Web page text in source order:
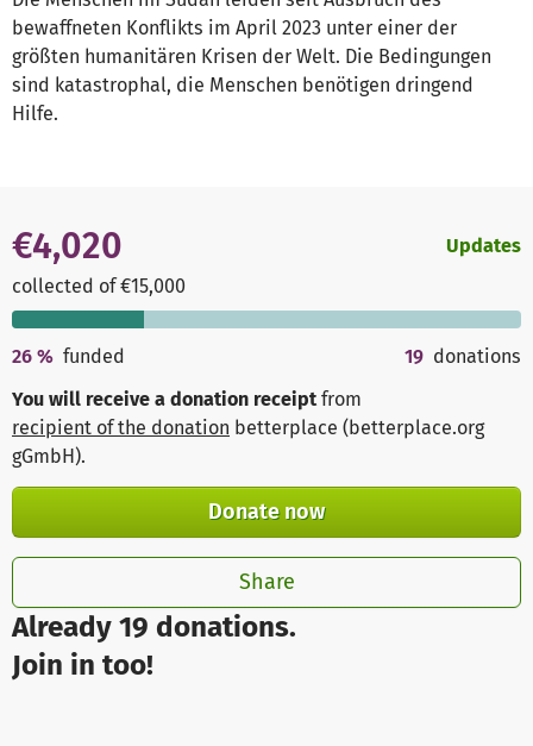
bewaffneten Konflikts im April 2023 unter einer der
größten humanitären Krisen der Welt. Die Bedingungen
sind katastrophal, die Menschen benötigen dringend
Hilfe.
Already 19 donations.
Join in too!
€4,020
collected of €15,000
Updates
26 % funded 19 donations
You will receive a donation receipt from
recipient of the donation betterplace (betterplace.org
gGmbH).
Donate now
Share